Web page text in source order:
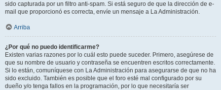
sido capturada por un filtro anti-spam. Si está seguro de que la dirección de e-
mail que proporcionó es correcta, envíe un mensaje a La Administración.
Arriba
¿Por qué no puedo identificarme?
Existen varias razones por lo cuál esto puede suceder. Primero, asegúrese de
que su nombre de usuario y contraseña se encuentren escritos correctamente.
Si lo están, comuníquese con La Administración para asegurarse de que no ha
sido excluido. También es posible que el foro esté mal configurado por su
dueño y/o tenga fallos en la programación, por lo que necesitaría ser